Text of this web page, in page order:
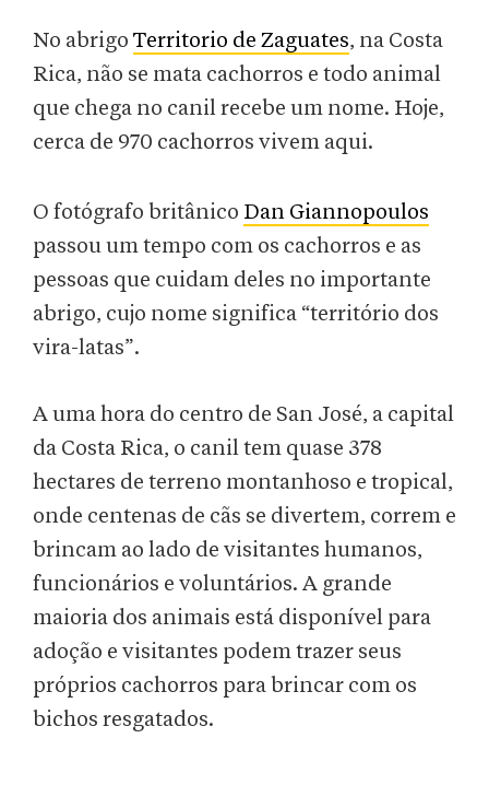
No abrigo Territorio de Zaguates, na Costa
Rica, não se mata cachorros e todo animal
que chega no canil recebe um nome. Hoje,
cerca de 970 cachorros vivem aqui.
O fotógrafo britânico Dan Giannopoulos
passou um tempo com os cachorros e as
pessoas que cuidam deles no importante
abrigo, cujo nome significa “território dos
vira-latas”.
A uma hora do centro de San José, a capital
da Costa Rica, o canil tem quase 378
hectares de terreno montanhoso e tropical,
onde centenas de cãs se divertem, correm e
brincam ao lado de visitantes humanos,
funcionários e voluntários. A grande
maioria dos animais está disponível para
adoção e visitantes podem trazer seus
próprios cachorros para brincar com os
bichos resgatados.